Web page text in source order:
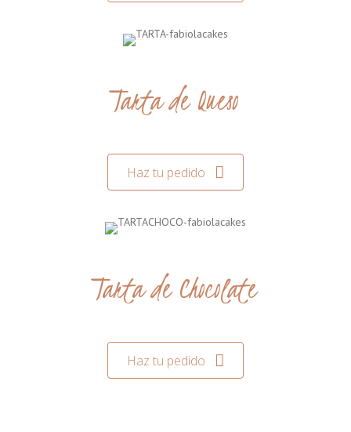
Tarta de Queso
Haz tu pedido
Tarta de Chocolate
Haz tu pedido